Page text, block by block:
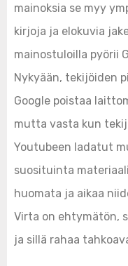
mainoksia se myy
kirjoja ja elokuvia
mainostuloilla pyörii
Nykyään, tekijöiden
Google poistaa
mutta vasta kun
Youtubeen ladatut
suosituinta
huomata ja aikaa
Virta on ehtymätön,
ja sillä rahaa